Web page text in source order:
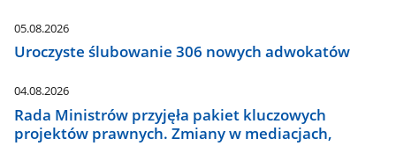
05.08.2026
Uroczyste ślubowanie 306 nowych adwokatów
04.08.2026
Rada Ministrów przyjęła pakiet kluczowych
projektów prawnych. Zmiany w mediacjach,